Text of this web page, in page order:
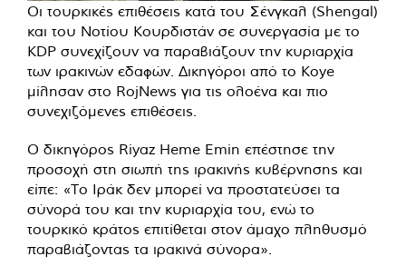
Οι τουρκικές επιθέσεις κατά του Σένγκαλ (Shengal)
και του Νοτίου Κουρδιστάν σε συνεργασία με το
KDP συνεχίζουν να παραβιάζουν την κυριαρχία
των ιρακινών εδαφών. Δικηγόροι από το Koye
μίλησαν στο RojNews για τις ολοένα και πιο
συνεχιζόμενες επιθέσεις.
Ο δικηγόρος Riyaz Heme Emin επέστησε την
προσοχή στη σιωπή της ιρακινής κυβέρνησης και
είπε: «Το Ιράκ δεν μπορεί να προστατεύσει τα
σύνορά του και την κυριαρχία του, ενώ το
τουρκικό κράτος επιτίθεται στον άμαχο πληθυσμό
παραβιάζοντας τα ιρακινά σύνορα».